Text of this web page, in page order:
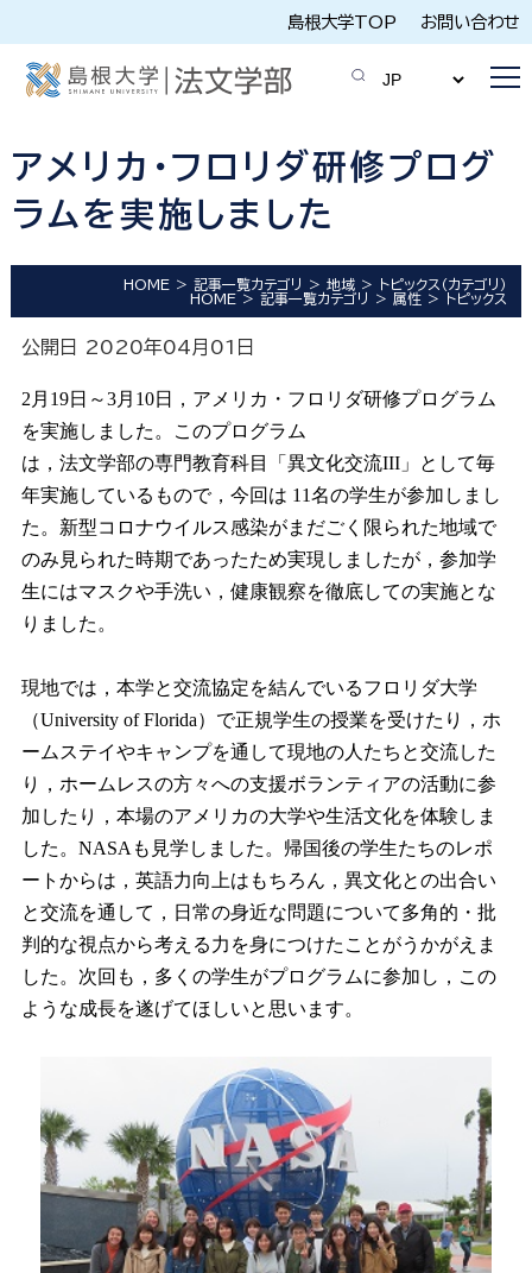
島根大学TOP お問い合わせ
アメリカ・フロリダ研修プログ
ラムを実施しました
HOME 記事一覧カテゴリ 地域
トピックス（カテゴリ）
HOME
記事一覧カテゴリ 属性 トピックス
公開日 2020年04月01日
2月19日～3月10日，アメリカ・フロリダ研修プログラム
を実施しました。このプログラム
は，法文学部の専門教育科目「異文化交流III」として毎
年実施しているもので，今回は 11名の学生が参加しまし
た。新型コロナウイルス感染がまだごく限られた地域で
のみ見られた時期であったため実現しましたが，参加学
生にはマスクや手洗い，健康観察を徹底しての実施とな
りました。
現地では，本学と交流協定を結んでいるフロリダ大学
（University of Florida）で正規学生の授業を受けたり，ホ
ームステイやキャンプを通して現地の人たちと交流した
り，ホームレスの方々への支援ボランティアの活動に参
加したり，本場のアメリカの大学や生活文化を体験しま
した。NASAも見学しました。帰国後の学生たちのレポ
ートからは，英語力向上はもちろん，異文化との出合い
と交流を通して，日常の身近な問題について多角的・批
判的な視点から考える力を身につけたことがうかがえま
した。次回も，多くの学生がプログラムに参加し，この
ような成長を遂げてほしいと思います。